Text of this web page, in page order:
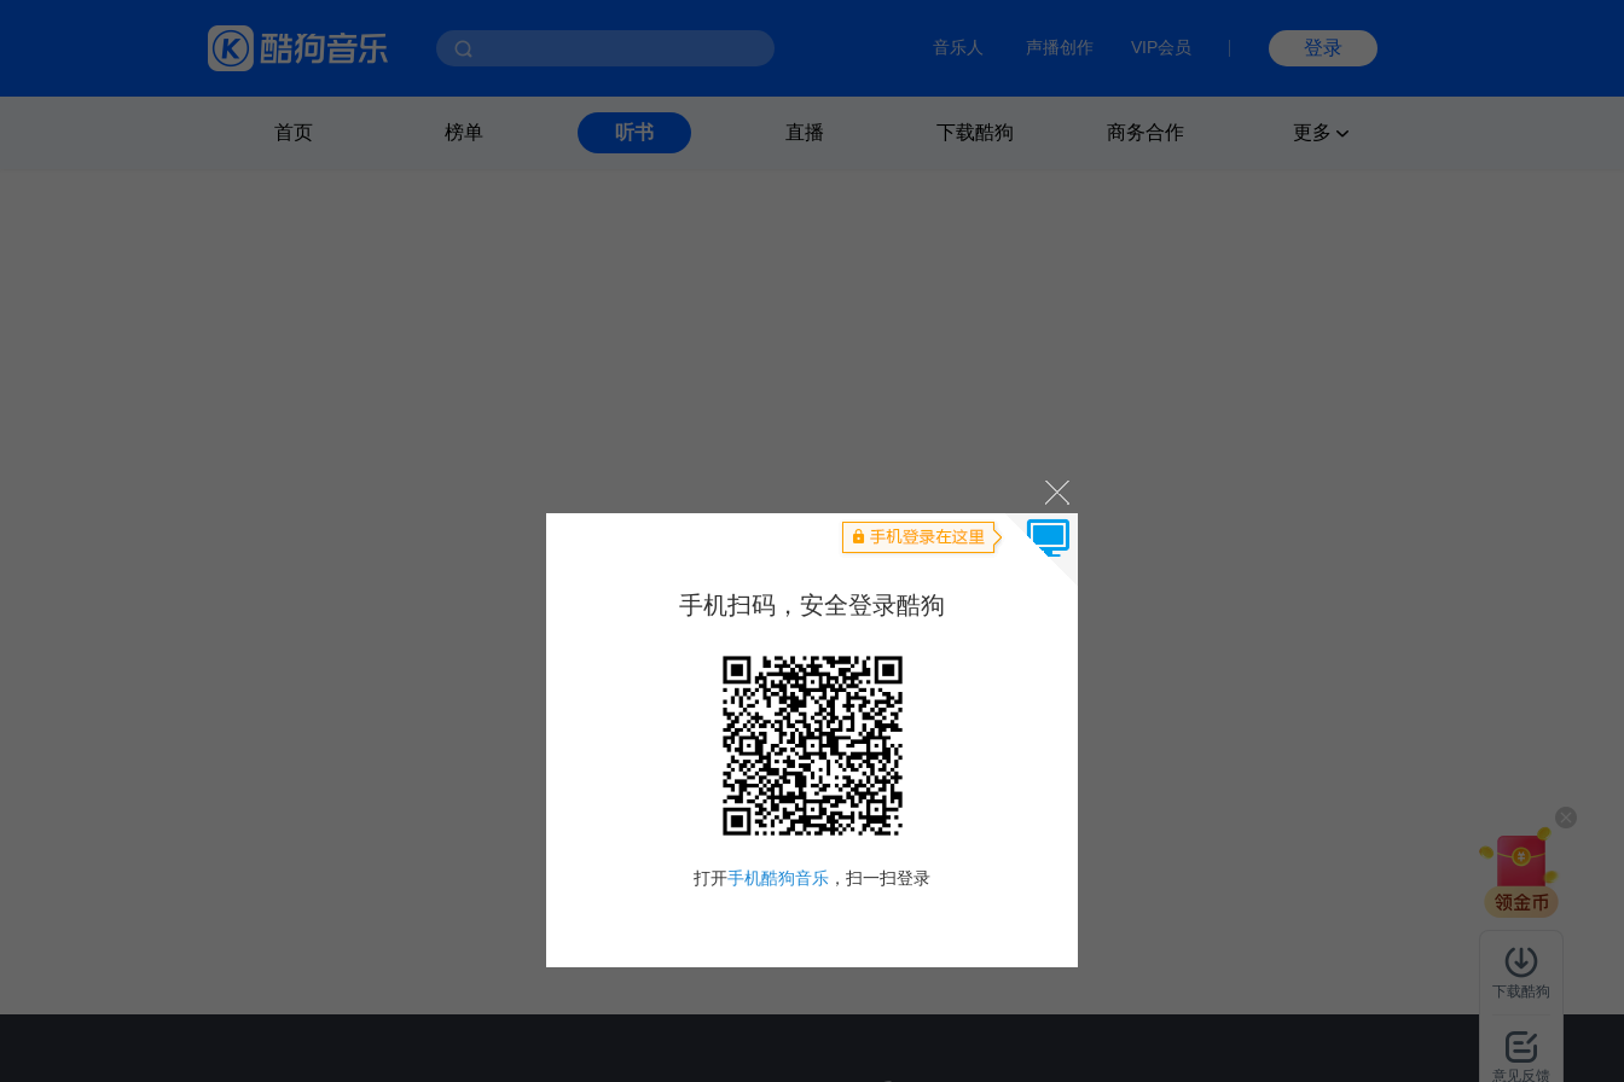
音乐人 声播创作 VIP会员 登录
首页 榜单 听书 直播 下载酷狗 商务合作 更多
下载酷狗
意见反馈